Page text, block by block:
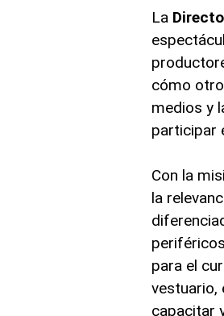
La
cómo
medios y
participar
Con la
la
para el
vestuario,
capacitar